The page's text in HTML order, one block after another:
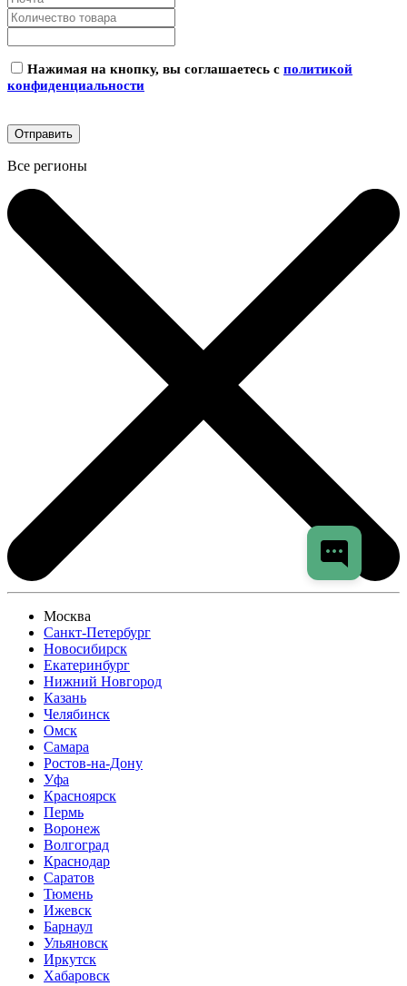
Нажимая на кнопку, вы соглашаетесь с политикой
конфиденциальности
Все регионы
Москва
Санкт-Петербург
Новосибирск
Екатеринбург
Нижний Новгород
Казань
Челябинск
Омск
Самара
Ростов-на-Дону
Уфа
Красноярск
Пермь
Воронеж
Волгоград
Краснодар
Саратов
Тюмень
Ижевск
Барнаул
Ульяновск
Иркутск
Хабаровск